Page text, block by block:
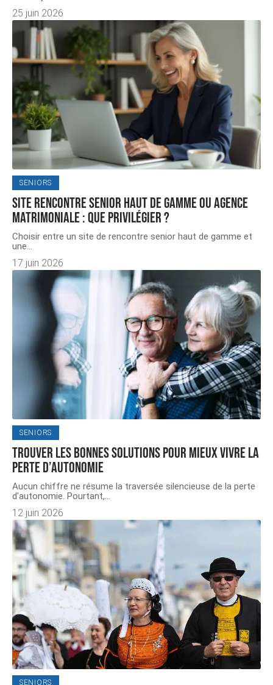
25 juin 2026
SENIORS
Site rencontre senior haut de gamme ou agence
matrimoniale : que privilégier ?
Choisir entre un site de rencontre senior haut de gamme et
une…
17 juin 2026
SENIORS
Trouver les bonnes solutions pour mieux vivre la
perte d’autonomie
Aucun chiffre ne résume la traversée silencieuse de la perte
d'autonomie. Pourtant,…
12 juin 2026
SENIORS